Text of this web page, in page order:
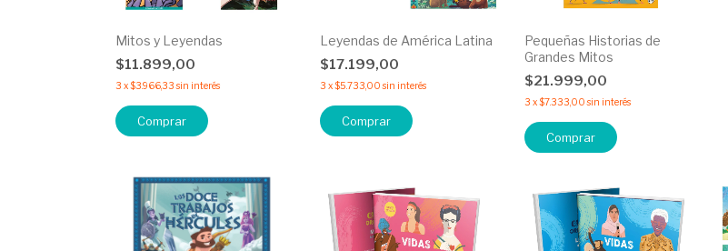
Mitos y Leyendas
$11.899,00
3 x$3.966,33 sin interés
Comprar
Leyendas de América Latina
$17.199,00
3 x$5.733,00 sin interés
Comprar
Pequeñas Historias de
Grandes Mitos
$21.999,00
3 x$7.333,00 sin interés
Comprar